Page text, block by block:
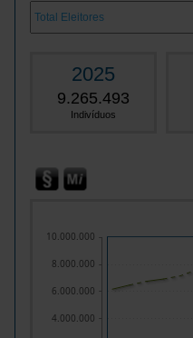
2025
9.265.493
Indivíduos
4.000.000
6.000.000
8.000.000
10.000.000